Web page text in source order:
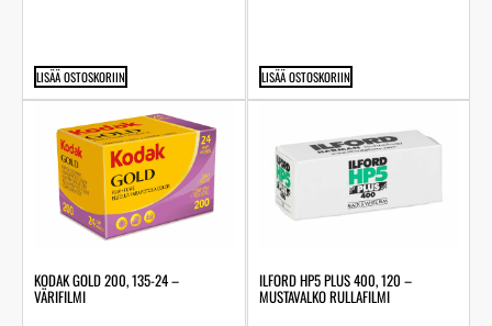
LISÄÄ OSTOSKORIIN LISÄÄ OSTOSKORIIN
KODAK GOLD 200, 135-24 –
VÄRIFILMI
ILFORD HP5 PLUS 400, 120 –
MUSTAVALKO RULLAFILMI